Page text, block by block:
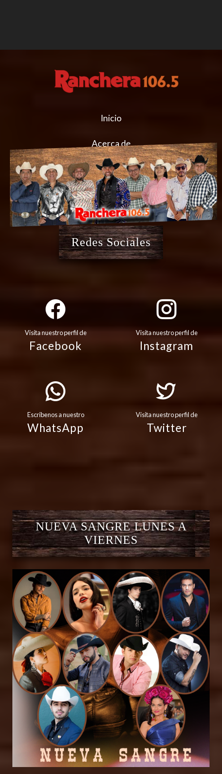
Inicio
Acerca de
Redes Sociales
Visita nuestro perfil de
Facebook
Visita nuestro perfil de
Instagram
Escribenos a nuestro
WhatsApp
Visita nuestro perfil de
Twitter
NUEVA SANGRE LUNES A
VIERNES